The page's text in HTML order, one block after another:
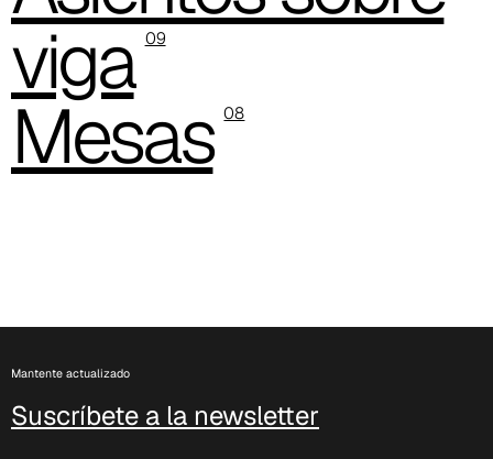
C -38
C 38A
C 385
C 38P
viga 09
Mesas 08
Mantente actualizado
Suscríbete a la newsletter